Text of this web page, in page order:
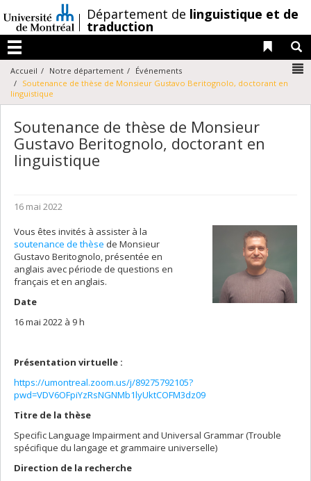
au
contenu
/Département de linguistique et de
traduction
Menu
Liens
Accueil Notre département
Événements
Soutenance de thèse de Monsieur Gustavo Beritognolo, doctorant en
linguistique
Soutenance de thèse de Monsieur
Gustavo Beritognolo, doctorant en
linguistique
16 mai 2022
Vous êtes invités à assister à la
soutenance de thèse de Monsieur
Gustavo Beritognolo, présentée en
anglais avec période de questions en
français et en anglais.
Date
16 mai 2022 à 9 h
Présentation virtuelle :
https://umontreal.zoom.us/j/89275792105?
pwd=VDV6OFpiYzRsNGNMb1lyUktCOFM3dz09
Titre de la thèse
Specific Language Impairment and Universal Grammar (Trouble
spécifique du langage et grammaire universelle)
Direction de la recherche